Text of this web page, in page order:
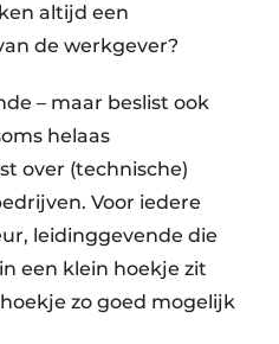
altijd een
de werkgever?
– maar beslist ook
helaas
over (technische)
Voor iedere
leidinggevende die
een klein hoekje zit
zo goed mogelijk